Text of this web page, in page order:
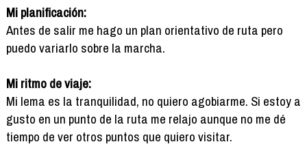
Mi planificación:
Antes de salir me hago un plan orientativo de ruta pero
puedo variarlo sobre la marcha.
Mi ritmo de viaje:
Mi lema es la tranquilidad, no quiero agobiarme. Si estoy a
gusto en un punto de la ruta me relajo aunque no me dé
tiempo de ver otros puntos que quiero visitar.